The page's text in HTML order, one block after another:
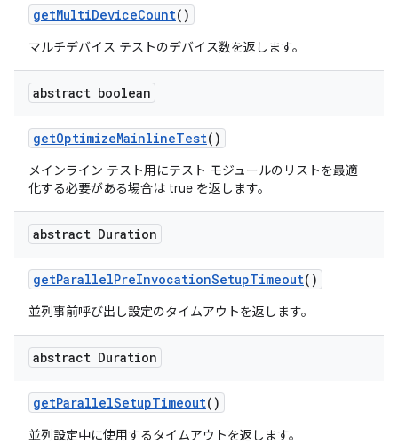
getMultiDeviceCount()
マルチデバイス テストのデバイス数を返します。
abstract boolean
getOptimizeMainlineTest()
メインライン テスト用にテスト モジュールのリストを最適
化する必要がある場合は true を返します。
abstract Duration
getParallelPreInvocationSetupTimeout()
並列事前呼び出し設定のタイムアウトを返します。
abstract Duration
getParallelSetupTimeout()
並列設定中に使用するタイムアウトを返します。